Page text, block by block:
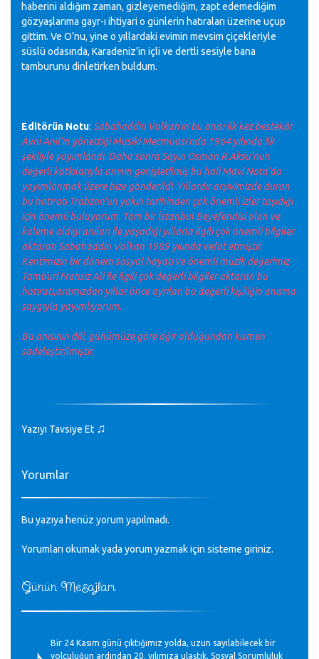
Günün Mesajları
Bir 24 Kasım günü çıktığımız yolda, uzun sayılabilecek bir
yolculuğun ardından 20. yılımıza ulaştık. Sosyal Sorumluluk
haberini aldığım zaman, gizleyemediğim, zapt edemediğim
gözyaşlarıma gayr-ı ihtiyari o günlerin hatıraları üzerine uçup
gittim. Ve O’nu, yine o yıllardaki evimin mevsim çiçekleriyle
süslü odasında, Karadeniz’in içli ve dertli sesiyle bana
tamburunu dinletirken buldum.
Editörün Notu: Sabahaddin Volkan’ın bu anısı ilk kez bestekâr
Avni Anıl’ın yönettiği Musiki Mecmuası’nda 1964 yılında ilk
şekliyle yayımlandı. Daha sonra Sayın Osman R.Aksu’nun
değerli katkılarıyla anının genişletilmiş bu hali Mavi Nota’da
yayımlanmak üzere bize gönderildi. Yıllardır arşivimizde duran
bu hatıratı Trabzon’un yakın tarihinden çok önemli izler taşıdığı
için önemli buluyorum. Tam bir İstanbul Beyefendisi olan ve
kaleme aldığı anıları ile yaşadığı yıllarla ilgili çok önemli bilgiler
aktaran Sabahaddin Volkan 1989 yılında vefat etmiştir.
Kentimizin bir dönem sosyal hayatı ve önemli müzik değerimiz
Tamburi Fransız Ali ile ilgili çok değerli bilgiler aktaran bu
hatıratı,aramızdan yıllar önce ayrılan bu değerli kişiliğin anısına
saygıyla yayımlıyorum.
Bu anısının dili, günümüze göre ağır olduğundan kısmen
sadeleştirilmiştir.
Yazıyı Tavsiye Et ♫
Yorumlar
Bu yazıya henüz yorum yapılmadı.
Yorumları okumak yada yorum yazmak için sisteme giriniz.